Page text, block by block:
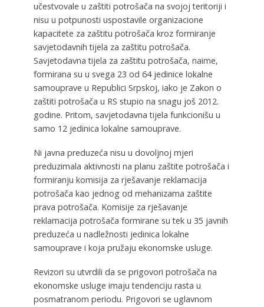
učestvovale u zaštiti potrošača na svojoj teritoriji i
nisu u potpunosti uspostavile organizacione
kapacitete za zaštitu potrošača kroz formiranje
savjetodavnih tijela za zaštitu potrošača.
Savjetodavna tijela za zaštitu potrošača, naime,
formirana su u svega 23 od 64 jedinice lokalne
samouprave u Republici Srpskoj, iako je Zakon o
zaštiti potrošača u RS stupio na snagu još 2012.
godine. Pritom, savjetodavna tijela funkcionišu u
samo 12 jedinica lokalne samouprave.
Ni javna preduzeća nisu u dovoljnoj mjeri
preduzimala aktivnosti na planu zaštite potrošača i
formiranju komisija za rješavanje reklamacija
potrošača kao jednog od mehanizama zaštite
prava potrošača. Komisije za rješavanje
reklamacija potrošača formirane su tek u 35 javnih
preduzeća u nadležnosti jedinica lokalne
samouprave i koja pružaju ekonomske usluge.
Revizori su utvrdili da se prigovori potrošača na
ekonomske usluge imaju tendenciju rasta u
posmatranom periodu. Prigovori se uglavnom